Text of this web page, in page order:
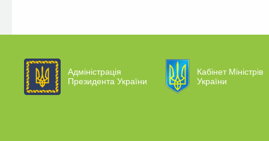
Адміністрація
Президента України
Кабінет Міністрів
України